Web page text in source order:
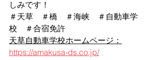
しみです！
＃天草　＃橋　＃海峡　＃自動車学
校　＃合宿免許
天草自動車学校ホームページ：
https://amakusa-ds.co.jp/